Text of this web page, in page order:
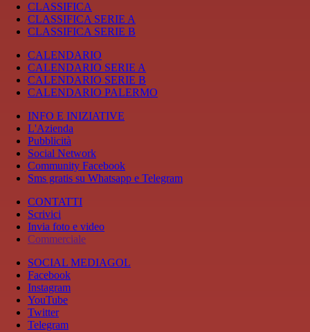
CLASSIFICA
CLASSIFICA SERIE A
CLASSIFICA SERIE B
CALENDARIO
CALENDARIO SERIE A
CALENDARIO SERIE B
CALENDARIO PALERMO
INFO E INIZIATIVE
L'Azienda
Pubblicità
Social Network
Community Facebook
Sms gratis su Whatsapp e Telegram
CONTATTI
Scrivici
Invia foto e video
Commerciale
SOCIAL MEDIAGOL
Facebook
Instagram
YouTube
Twitter
Telegram